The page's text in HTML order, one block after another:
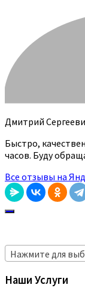
Дмитрий
Быстро,
часов. Буду
Все отзывы на
Нажмите для
Наши Услуги